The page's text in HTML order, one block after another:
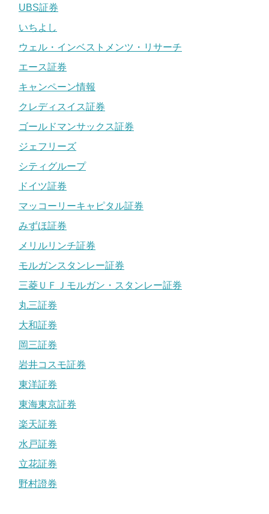
UBS証券
いちよし
ウェル・インベストメンツ・リサーチ
エース証券
キャンペーン情報
クレディスイス証券
ゴールドマンサックス証券
ジェフリーズ
シティグループ
ドイツ証券
マッコーリーキャピタル証券
みずほ証券
メリルリンチ証券
モルガンスタンレー証券
三菱ＵＦＪモルガン・スタンレー証券
丸三証券
大和証券
岡三証券
岩井コスモ証券
東洋証券
東海東京証券
楽天証券
水戸証券
立花証券
野村證券